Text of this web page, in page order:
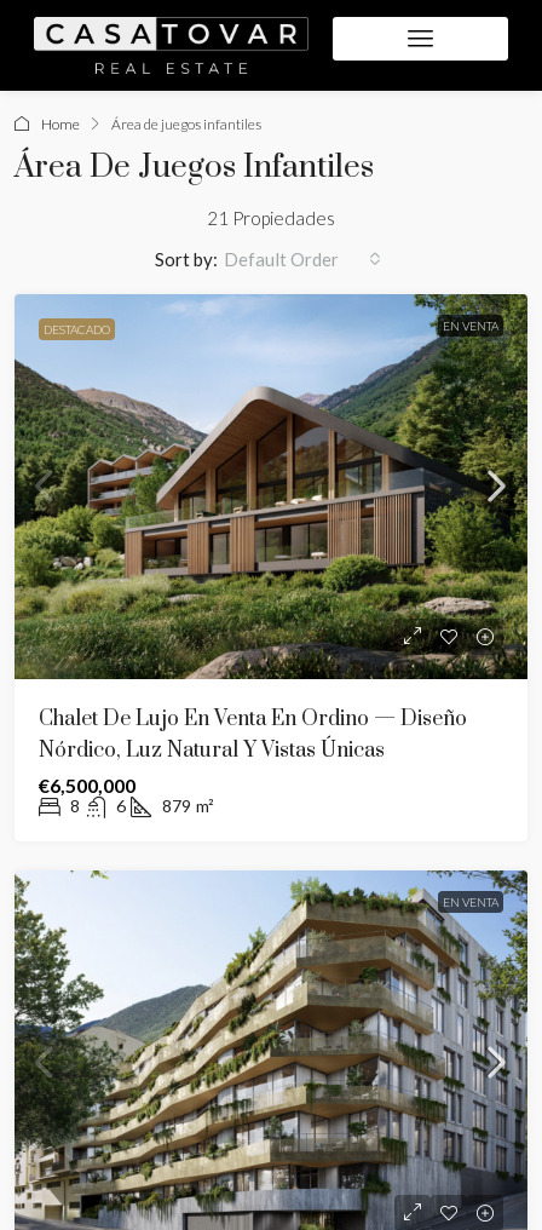
Home Área de juegos infantiles
Área De Juegos Infantiles
21 Propiedades
Sort by: Default Order
DESTACADO EN VENTA
Chalet De Lujo En Venta En Ordino — Diseño
Nórdico, Luz Natural Y Vistas Únicas
€6,500,000
8 6 879 m²
EN VENTA